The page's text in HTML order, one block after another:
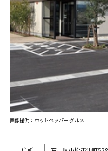
画像提供：ホットペッパー グルメ